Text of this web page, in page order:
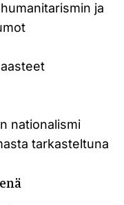
ja
nationalismi
tarkasteltuna